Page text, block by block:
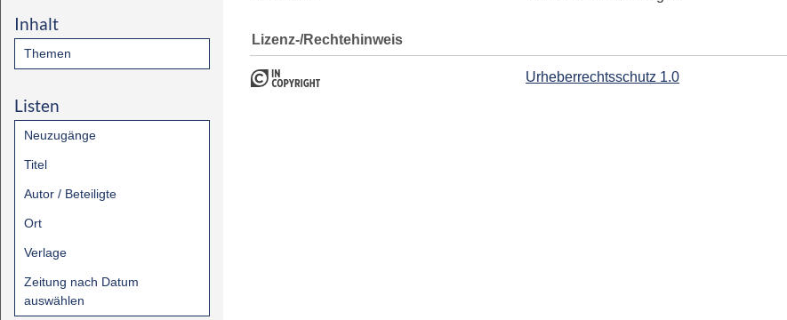
Inhalt
Themen
Listen
Neuzugänge
Titel
Autor / Beteiligte
Ort
Verlage
Zeitung nach Datum
auswählen
Lizenz-/Rechtehinweis
Urheberrechtsschutz 1.0